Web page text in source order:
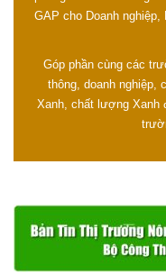
GAP cho Doanh
Góp phần cùng các
thông, doanh nghiệp,
Xanh, chất lượng Xanh